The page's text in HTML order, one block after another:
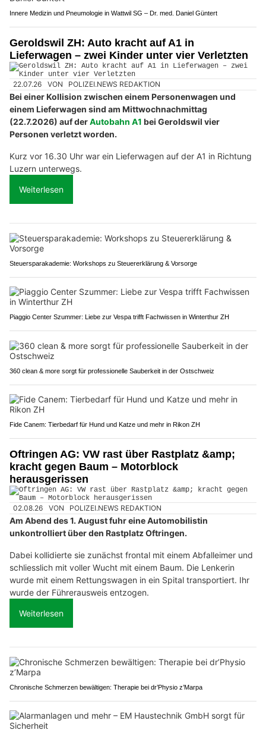
Innere Medizin und Pneumologie in Wattwil SG – Dr. med. Daniel Güntert
Geroldswil ZH: Auto kracht auf A1 in
Lieferwagen – zwei Kinder unter vier Verletzten
22.07.26 VON POLIZEI.NEWS REDAKTION
Bei einer Kollision zwischen einem Personenwagen und
einem Lieferwagen sind am Mittwochnachmittag
(22.7.2026) auf derAutobahn A1 bei Geroldswil vier
Personen verletzt worden.
Kurz vor 16.30 Uhr war ein Lieferwagen auf der A1 in Richtung
Luzern unterwegs.
Weiterlesen
Steuersparakademie: Workshops zu Steuererklärung & Vorsorge
Piaggio Center Szummer: Liebe zur Vespa trifft Fachwissen in Winterthur ZH
360 clean & more sorgt für professionelle Sauberkeit in der Ostschweiz
Fide Canem: Tierbedarf für Hund und Katze und mehr in Rikon ZH
Oftringen AG: VW rast über Rastplatz &amp;
kracht gegen Baum – Motorblock
herausgerissen
02.08.26 VON POLIZEI.NEWS REDAKTION
Am Abend des 1. August fuhr eine Automobilistin
unkontrolliert über den Rastplatz Oftringen.
Dabei kollidierte sie zunächst frontal mit einem Abfalleimer und
schliesslich mit voller Wucht mit einem Baum. Die Lenkerin
wurde mit einem Rettungswagen in ein Spital transportiert. Ihr
wurde der Führerausweis entzogen.
Weiterlesen
Chronische Schmerzen bewältigen: Therapie bei dr’Physio z’Marpa